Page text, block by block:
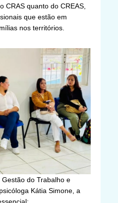
CRAS quanto do CREAS,
que estão em
nos territórios.
do Trabalho e
Kátia Simone, a